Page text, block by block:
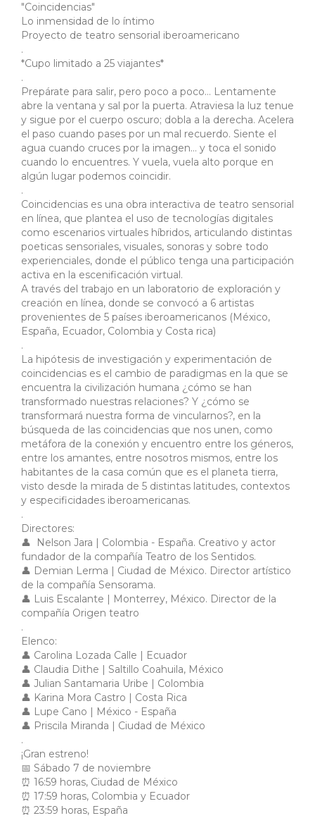
"Coincidencias"
Lo inmensidad de lo íntimo
Proyecto de teatro sensorial iberoamericano
.
*Cupo limitado a 25 viajantes*
.
Prepárate para salir, pero poco a poco… Lentamente
abre la ventana y sal por la puerta. Atraviesa la luz tenue
y sigue por el cuerpo oscuro; dobla a la derecha. Acelera
el paso cuando pases por un mal recuerdo. Siente el
agua cuando cruces por la imagen... y toca el sonido
cuando lo encuentres. Y vuela, vuela alto porque en
algún lugar podemos coincidir.
.
Coincidencias es una obra interactiva de teatro sensorial
en línea, que plantea el uso de tecnologías digitales
como escenarios virtuales híbridos, articulando distintas
poeticas sensoriales, visuales, sonoras y sobre todo
experienciales, donde el público tenga una participación
activa en la escenificación virtual.
A través del trabajo en un laboratorio de exploración y
creación en línea, donde se convocó a 6 artistas
provenientes de 5 países iberoamericanos (México,
España, Ecuador, Colombia y Costa rica)
.
La hipótesis de investigación y experimentación de
coincidencias es el cambio de paradigmas en la que se
encuentra la civilización humana ¿cómo se han
transformado nuestras relaciones? Y ¿cómo se
transformará nuestra forma de vincularnos?, en la
búsqueda de las coincidencias que nos unen, como
metáfora de la conexión y encuentro entre los géneros,
entre los amantes, entre nosotros mismos, entre los
habitantes de la casa común que es el planeta tierra,
visto desde la mirada de 5 distintas latitudes, contextos
y especificidades iberoamericanas.
.
Directores:
👤 Nelson Jara | Colombia - España. Creativo y actor
fundador de la compañía Teatro de los Sentidos.
👤 Demian Lerma | Ciudad de México. Director artístico
de la compañía Sensorama.
👤 Luis Escalante | Monterrey, México. Director de la
compañía Origen teatro
.
Elenco:
👤 Carolina Lozada Calle | Ecuador
👤 Claudia Dithe | Saltillo Coahuila, México
👤 Julian Santamaria Uribe | Colombia
👤 Karina Mora Castro | Costa Rica
👤 Lupe Cano | México - España
👤 Priscila Miranda | Ciudad de México
.
¡Gran estreno!
📅 Sábado 7 de noviembre
⏰ 16:59 horas, Ciudad de México
⏰ 17:59 horas, Colombia y Ecuador
⏰ 23:59 horas, España